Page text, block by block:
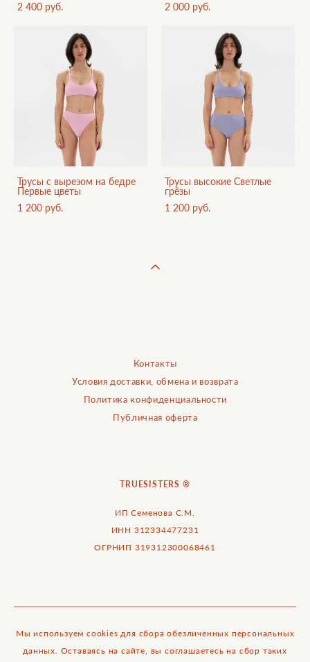
2 400 pуб.
2 000 pуб.
Трусы с вырезом на бедре
Первые цветы
1 200 pуб.
Трусы высокие Светлые
грёзы
1 200 pуб.
Контакты
Условия доставки, обмена и возврата
Политика конфиденциальности
Публичная оферта
TRUESISTERS ®
ИП Семенова С.М.
ИНН 312334477231
ОГРНИП 319312300068461
Мы используем cookies для сбора обезличенных персональных
данных. Оставаясь на сайте, вы соглашаетесь на сбор таких